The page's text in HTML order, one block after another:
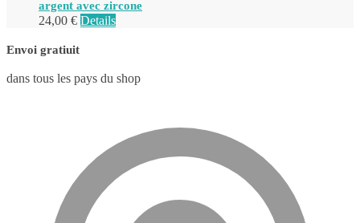
argent avec zircone
24,00 € Details
Envoi gratiuit
dans tous les pays du shop